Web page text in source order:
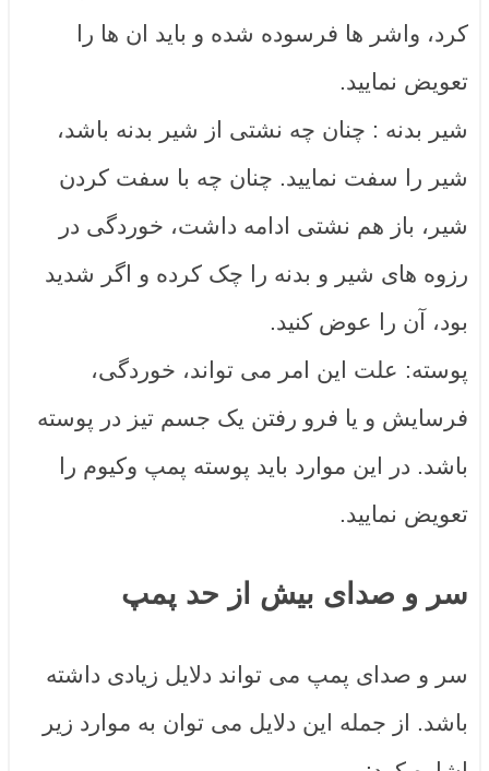
کرد، واشر ها فرسوده شده و باید ان ها را
تعویض نمایید.
شیر بدنه : چنان چه نشتی از شیر بدنه باشد،
شیر را سفت نمایید. چنان چه با سفت کردن
شیر، باز هم نشتی ادامه داشت، خوردگی در
رزوه های شیر و بدنه را چک کرده و اگر شدید
بود، آن را عوض کنید.
پوسته: علت این امر می تواند، خوردگی،
فرسایش و یا فرو رفتن یک جسم تیز در پوسته
باشد. در این موارد باید پوسته پمپ وکیوم را
تعویض نمایید.
سر و صدای بیش از حد پمپ
سر و صدای پمپ می تواند دلایل زیادی داشته
باشد. از جمله این دلایل می توان به موارد زیر